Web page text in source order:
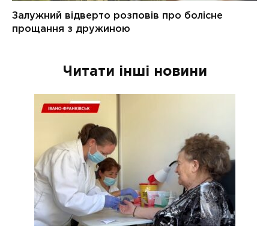
Читати інші новини